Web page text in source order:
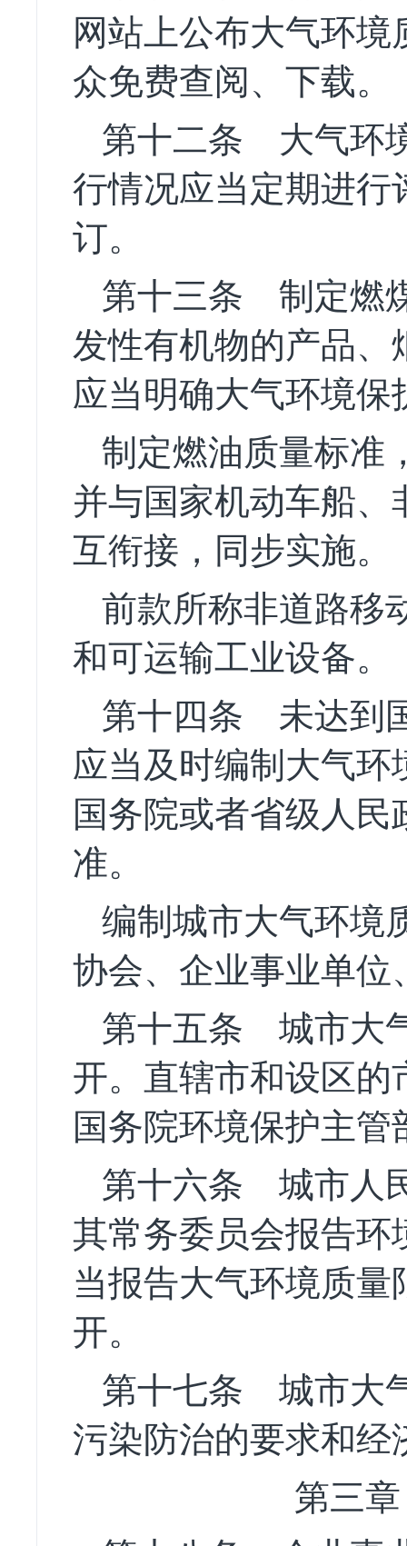
网站上公布大气环
众免费查阅、下载。
第十二条 大气环
行情况应当定期进行
订。
第十三条 制定燃
发性有机物的产品
应当明确大气环境保
制定燃油质量标准
并与国家机动车船
互衔接，同步实施。
前款所称非道路移
和可运输工业设备。
第十四条 未达到
应当及时编制大气
国务院或者省级人
准。
编制城市大气环境
协会、企业事业单位
第十五条 城市大
开。直辖市和设区
国务院环境保护主管
第十六条 城市人
其常务委员会报告环
当报告大气环境质
开。
第十七条 城市大
污染防治的要求和
第三